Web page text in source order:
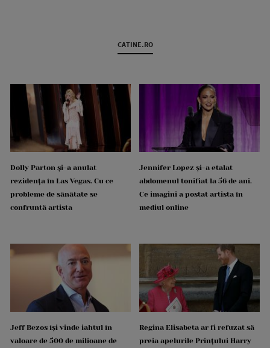
CATINE.RO
Dolly Parton și-a anulat
rezidența în Las Vegas. Cu ce
probleme de sănătate se
confruntă artista
Jennifer Lopez și-a etalat
abdomenul tonifiat la 56 de ani.
Ce imagini a postat artista în
mediul online
Jeff Bezos își vinde iahtul în
valoare de 500 de milioane de
Regina Elisabeta ar fi refuzat să
preia apelurile Prințului Harry